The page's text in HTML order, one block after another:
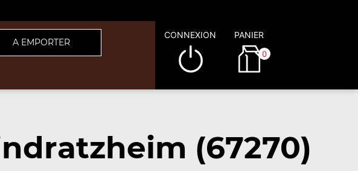
A EMPORTER
CONNEXION PANIER
0
(67270)